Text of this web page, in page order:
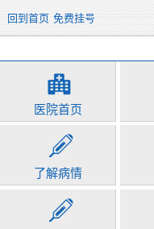
回到首页 免费挂号
医院首页
了解病情